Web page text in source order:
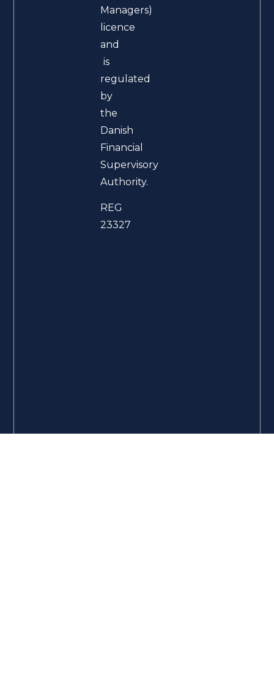
Managers)
licence
and
is
regulated
by
the
Danish
Financial
Supervisory
Authority.
REG
23327